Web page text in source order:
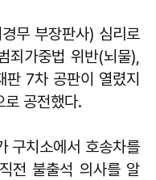
무 부장판사) 심리로
죄가중법 위반(뇌물),
판 7차 공판이 열렸지
로 공전했다.
구치소에서 호송차를
전 불출석 의사를 알